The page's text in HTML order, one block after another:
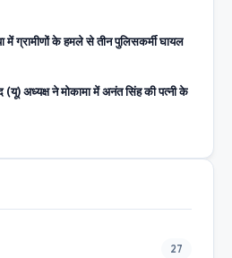
में ग्रामीणों के हमले से तीन पुलिसकर्मी घायल
(यू) अध्यक्ष ने मोकामा में अनंत सिंह की पत्नी के
27